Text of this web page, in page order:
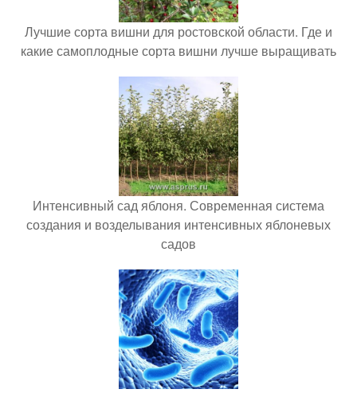
Лучшие сорта вишни для ростовской области. Где и
какие самоплодные сорта вишни лучше выращивать
Интенсивный сад яблоня. Современная система
создания и возделывания интенсивных яблоневых
садов